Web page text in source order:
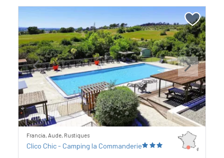
Previous Next
Francia, Aude, Rustiques
Clico Chic - Camping la Commanderie